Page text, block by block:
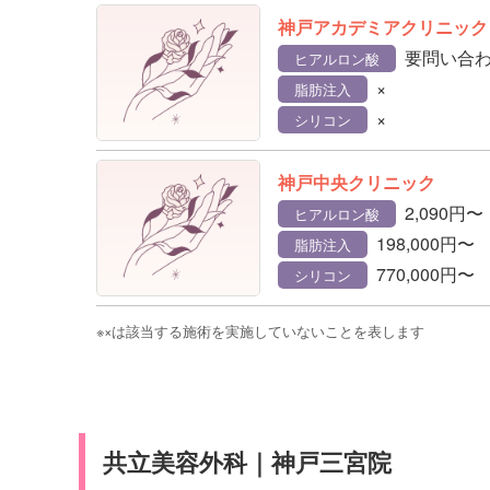
神戸アカデミアクリニック
ヒアルロン酸 要問い合
脂肪注入 ×
シリコン ×
神戸中央クリニック
ヒアルロン酸 2,090円〜
脂肪注入 198,000円〜
シリコン 770,000円〜
※×は該当する施術を実施していないことを表します
共立美容外科｜神戸三宮院